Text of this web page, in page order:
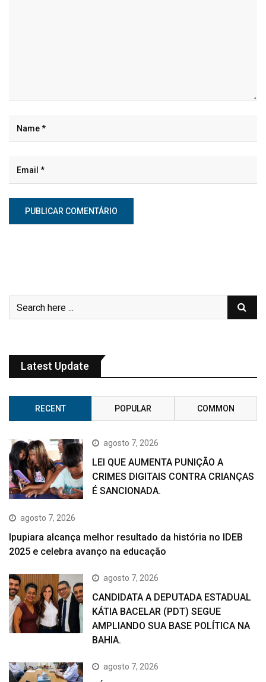
Latest Update
RECENT POPULAR COMMON
agosto 7, 2026
LEI QUE AUMENTA PUNIÇÃO A
CRIMES DIGITAIS CONTRA CRIANÇAS
É SANCIONADA.
agosto 7, 2026
Ipupiara alcança melhor resultado da história no IDEB
2025 e celebra avanço na educação
agosto 7, 2026
CANDIDATA A DEPUTADA ESTADUAL
KÁTIA BACELAR (PDT) SEGUE
AMPLIANDO SUA BASE POLÍTICA NA
BAHIA.
agosto 7, 2026